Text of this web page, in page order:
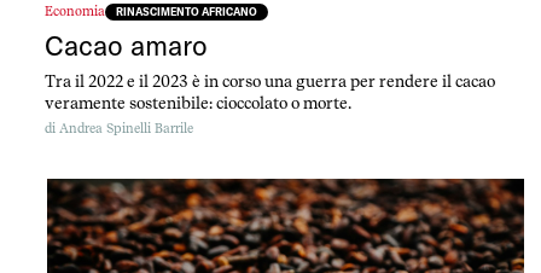
Economia RINASCIMENTO AFRICANO
Cacao amaro
Tra il 2022 e il 2023 è in corso una guerra per rendere il cacao
veramente sostenibile: cioccolato o morte.
di Andrea Spinelli Barrile